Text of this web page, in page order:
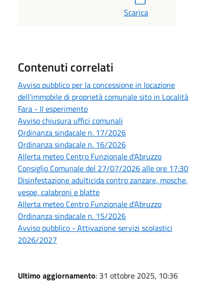
Scarica
Contenuti correlati
Avviso pubblico per la concessione in locazione
dell'immobile di proprietà comunale sito in Località
Fara - II esperimento
Avviso chiusura uffici comunali
Ordinanza sindacale n. 17/2026
Ordinanza sindacale n. 16/2026
Allerta meteo Centro Funzionale d'Abruzzo
Consiglio Comunale del 27/07/2026 alle ore 17:30
Disinfestazione adulticida contro zanzare, mosche,
vespe, calabroni e blatte
Allerta meteo Centro Funzionale d'Abruzzo
Ordinanza sindacale n. 15/2026
Avviso pubblico - Attivazione servizi scolastici
2026/2027
Ultimo aggiornamento: 31 ottobre 2025, 10:36